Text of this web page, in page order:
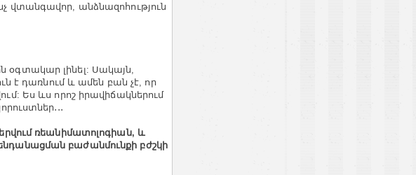
վտանգավոր, անձնազոհություն
օգտակար լինել: Սակայն,
է դառնում և ամեն բան չէ, որ
Ես ևս որոշ իրավիճակներում
ռեանիմատոլոգիան, և
բաժանմունքի բժշկի